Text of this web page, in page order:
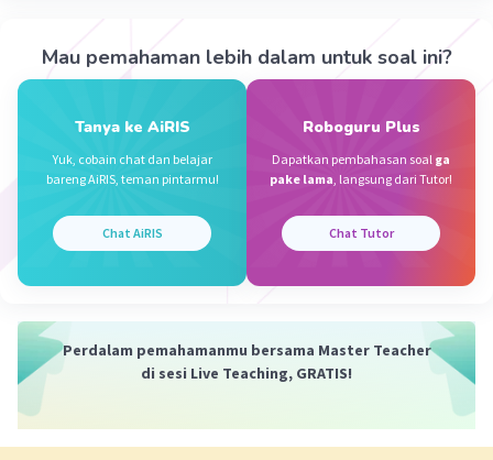
Iklan
Jawaban terverifikasi
Puisi di atas memang terdiri dari 3 bait, dan masing-
masing bait terdiri dari sejumlah larik. Untuk penjelasan
Bait pertama:
"Sering kali ku terlupakan
Dalam dingin sepi kegelapan"
Mengiba menunduk memasrahkan
Kata demi kata yang kau bisikkan"
Mau pemahaman lebih dalam untuk soal ini?
Tanya ke AiRIS
Yuk, cobain chat dan belajar
bareng AiRIS, teman pintarmu!
Chat AiRIS
Roboguru Plus
Dapatkan pembahasan soal ga
pake lama, langsung dari Tutor!
Chat Tutor
Perdalam pemahamanmu bersama Master Teacher
di sesi Live Teaching, GRATIS!